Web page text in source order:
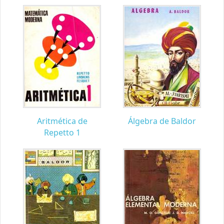
Aritmética de
Repetto 1
Álgebra de Baldor